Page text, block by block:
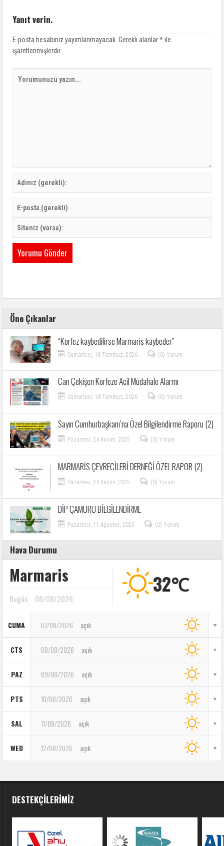
Yanıt verin.
E-posta hesabınız yayımlanmayacak. Gerekli alanlar*ile
işaretlenmişlerdir
Öne Çıkanlar
“Körfez kaybedilirse Marmaris kaybeder”
Cumartesi, 18 Temmuz, 2026 (0) Yorum
Can Çekişen Körfeze Acil Müdahale Alarmı
Cumartesi, 18 Temmuz, 2026 (0) Yorum
Sayın Cumhurbaşkanı’na Özel Bilgilendirme Raporu (2)
Pazartesi, 24 Kasım, 2025 (0) Yorum
MARMARİS ÇEVRECİLERİ DERNEĞİ ÖZEL RAPOR (2)
Pazartesi, 24 Kasım, 2025 (0) Yorum
DİP ÇAMURU BİLGİLENDİRME
Pazartesi, 11 Ağustos, 2025 (0) Yorum
Hava Durumu
Marmaris
Bugün 06/08/2026
32℃
CUMA 07/08/2026 açık
CTS 08/08/2026 açık
PAZ 09/08/2026 açık
PTS 10/08/2026 açık
SAL 11/08/2026 açık
WED 12/08/2026 açık
DESTEKÇILERIMIZ